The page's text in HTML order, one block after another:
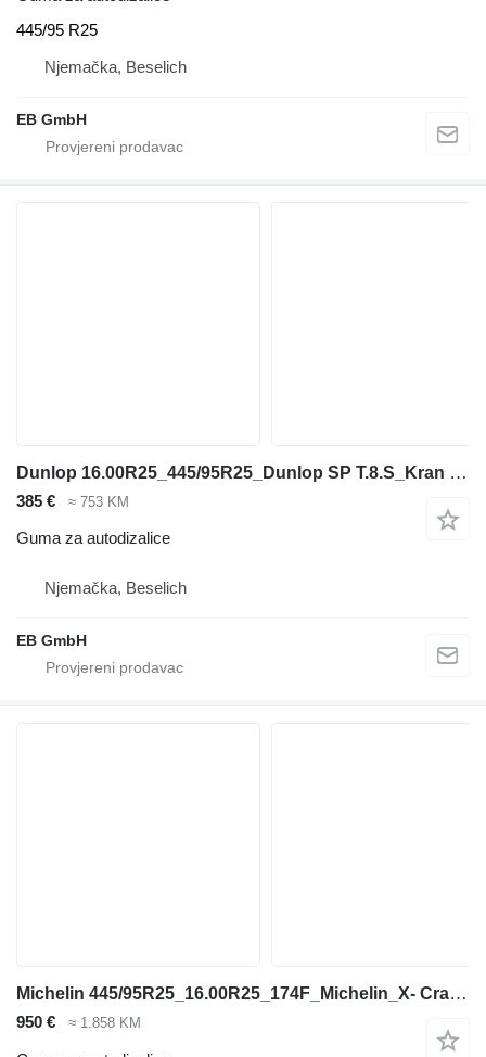
445/95 R25
Njemačka, Beselich
EB GmbH
Dunlop 16.00R25_445/95R25_Dunlop SP T.8.S_Kran Reifen_Autokran Reifen
385 € ≈ 753 KM
Guma za autodizalice
Njemačka, Beselich
EB GmbH
Michelin 445/95R25_16.00R25_174F_Michelin_X- Crane AT_TL_MPT_Kranreifen
950 € ≈ 1.858 KM